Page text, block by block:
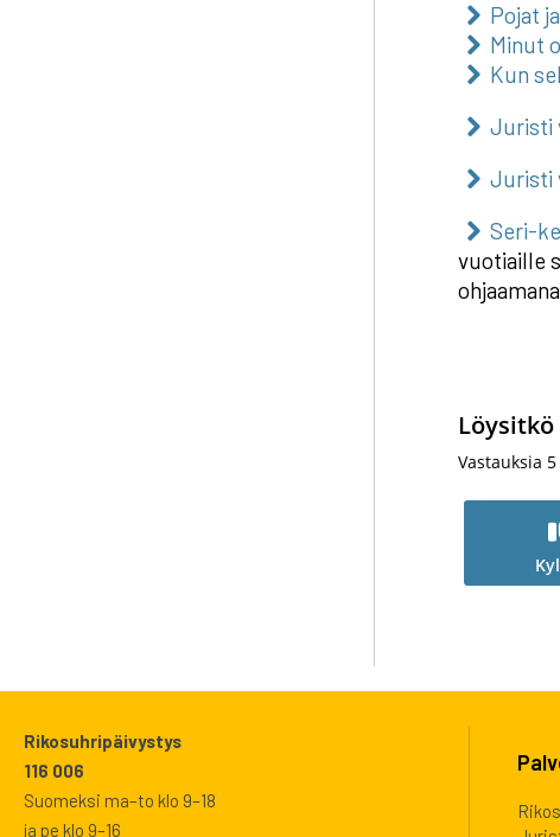
Pojat
Minut
Kun
Juristi
Juristi
Seri-
vuotiaille
Vastauksia 5
Rikosuhripäivystys
116 006
Suomeksi ma–to klo 9–18
ja pe klo 9–16